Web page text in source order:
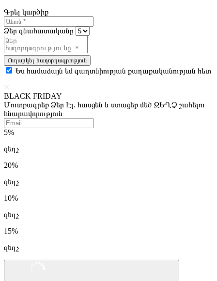
Գրել կարծիք
Ձեր գնահատականը
Ուղարկել հաղորդագրություն
Ես համաձայն եմ գաղտնիության քաղաքականության հետ
BLACK FRIDAY
Մուտքագրեք Ձեր Էլ. հասցեն և ստացեք մեծ ԶԵՂՉ շահելու
հնարավորություն
5%
զեղչ
20%
զեղչ
10%
զեղչ
15%
զեղչ